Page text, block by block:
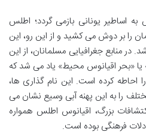
اساطیر یونانی بازمی گردد؛ اطلس
را بر دوش می کشید و از این رو، این
در منابع جغرافیایی مسلمانان، از این
یا «بحر اقیانوس محیط» یاد می شد که
احاطه کرده است. این نام گذاری ها،
را به این پهنه آبی وسیع نشان می
بزرگ، اقیانوس اطلس همواره
فرهنگی بوده است.